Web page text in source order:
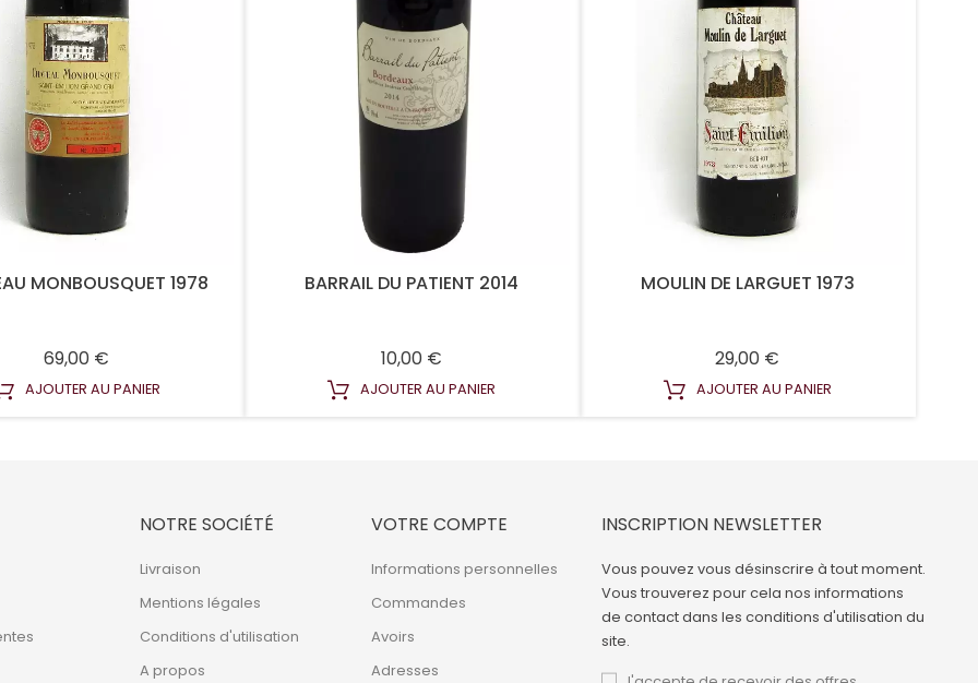
MONBOUSQUET 1978
69,00 €Prix
AJOUTER AU PANIER
BARRAIL DU PATIENT 2014
10,00 €
AJOUTER AU PANIER
MOULIN DE LARGUET 1973
29,00 €
AJOUTER AU PANIER
NOTRE SOCIÉTÉ
Livraison
Mentions légales
Conditions d'utilisation
A propos
VOTRE COMPTE
Informations personnelles
Commandes
Avoirs
Adresses
INSCRIPTION NEWSLETTER
Vous pouvez vous désinscrire à tout moment.
Vous trouverez pour cela nos informations
de contact dans les conditions d'utilisation du
site.